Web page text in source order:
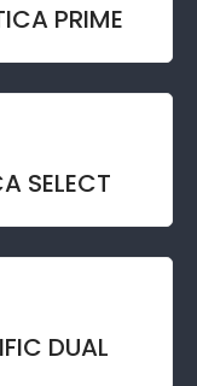
PRIME
SELECT
DUAL